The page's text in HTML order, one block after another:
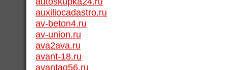
auxiliocadastro.ru
av-beton4.ru
av-union.ru
ava2ava.ru
avant-18.ru
avantag56.ru